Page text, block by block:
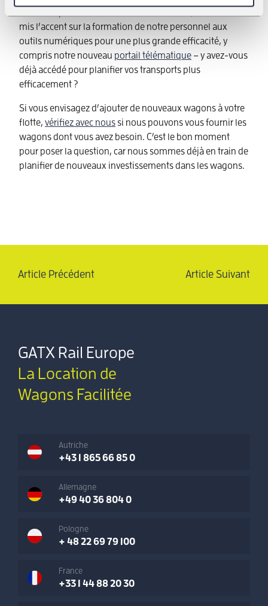
mis l’accent sur la formation de notre personnel aux
outils numériques pour une plus grande efficacité, y
compris notre nouveau portail télématique – y avez-vous
déjà accédé pour planifier vos transports plus
efficacement ?
Si vous envisagez d’ajouter de nouveaux wagons à votre
flotte, vérifiez avec nous si nous pouvons vous fournir les
wagons dont vous avez besoin. C’est le bon moment
pour poser la question, car nous sommes déjà en train de
planifier de nouveaux investissements dans les wagons.
Article Précédent Article Suivant
GATX Rail Europe
La Location de
Wagons Facilitée
Autriche
+43 1 865 66 85 0
Allemagne
+49 40 36 804 0
Pologne
+ 48 22 69 79 100
France
+33 1 44 88 20 30